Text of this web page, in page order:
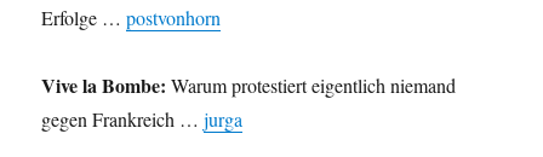
Erfolge …postvonhorn
Vive la Bombe: Warum protestiert eigentlich niemand
gegen Frankreich …jurga